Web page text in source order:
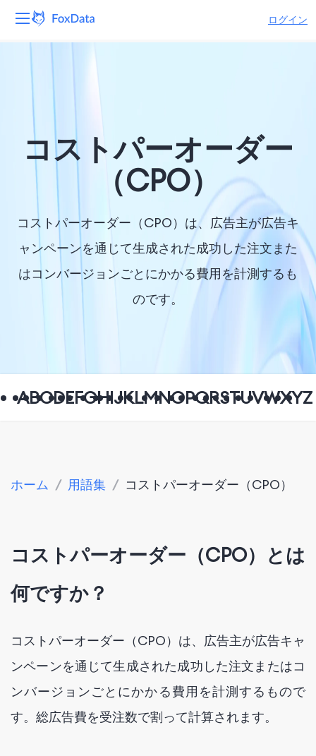
ログイン
ソリューション
リソース
会社
コストパーオーダー
（CPO）
コストパーオーダー（CPO）は、広告主が広告キ
ャンペーンを通じて生成された成功した注文また
はコンバージョンごとにかかる費用を計測するも
のです。
ABCDEFGHIJKLMNOPQRSTUVWXYZ
ホーム / 用語集 / コストパーオーダー（CPO）
コストパーオーダー（CPO）とは
何ですか？
コストパーオーダー（CPO）は、広告主が広告キャ
ンペーンを通じて生成された成功した注文またはコ
ンバージョンごとにかかる費用を計測するもので
す。総広告費を受注数で割って計算されます。